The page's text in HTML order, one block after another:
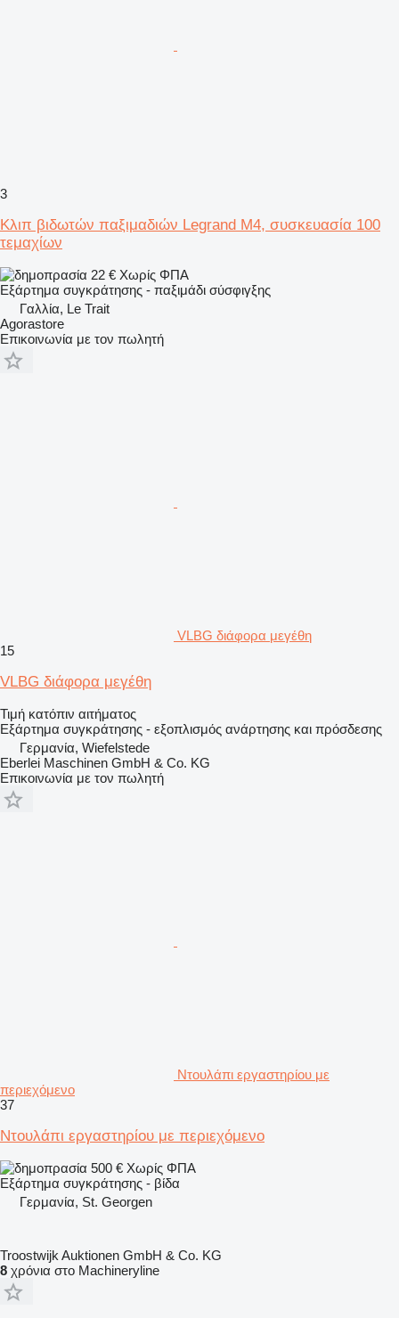
3
Κλιπ βιδωτών παξιμαδιών Legrand M4, συσκευασία 100
τεμαχίων
22 € Χωρίς ΦΠΑ
Εξάρτημα συγκράτησης - παξιμάδι σύσφιγξης
Γαλλία, Le Trait
Agorastore
Επικοινωνία με τον πωλητή
VLBG διάφορα μεγέθη
15
VLBG διάφορα μεγέθη
Τιμή κατόπιν αιτήματος
Εξάρτημα συγκράτησης - εξοπλισμός ανάρτησης και πρόσδεσης
Γερμανία, Wiefelstede
Eberlei Maschinen GmbH & Co. KG
Επικοινωνία με τον πωλητή
Ντουλάπι εργαστηρίου με
περιεχόμενο
37
Ντουλάπι εργαστηρίου με περιεχόμενο
500 € Χωρίς ΦΠΑ
Εξάρτημα συγκράτησης - βίδα
Γερμανία, St. Georgen
Troostwijk Auktionen GmbH & Co. KG
8 χρόνια στο Machineryline